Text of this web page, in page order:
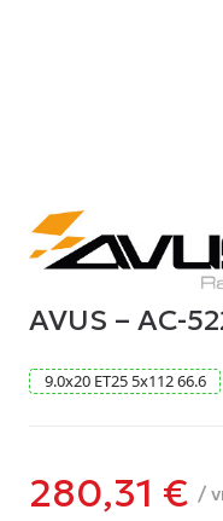
AVUS – AC-
9.0x20 ET25 5x11266.6
280,31 € /